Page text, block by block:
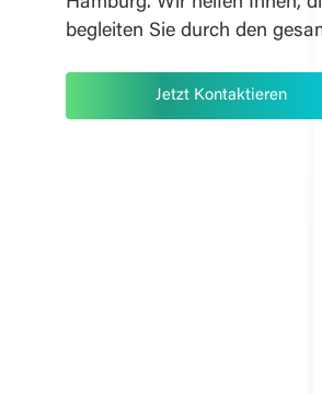
begleiten Sie durch den
Jetzt Kontaktieren